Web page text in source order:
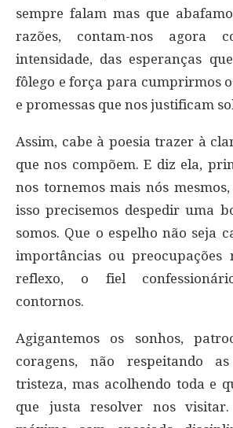
sempre falam mas que
razões, contam-nos agora
intensidade, das esperanças
fôlego e força para cumprirmos
e promessas que nos justificam
Assim, cabe à poesia trazer à
que nos compõem. E diz ela,
nos tornemos mais nós
isso precisemos despedir uma
somos. Que o espelho não seja
importâncias ou preocupações
reflexo, o fiel
contornos.
Agigantemos os sonhos,
coragens, não respeitando
tristeza, mas acolhendo toda e
que justa resolver nos visitar.